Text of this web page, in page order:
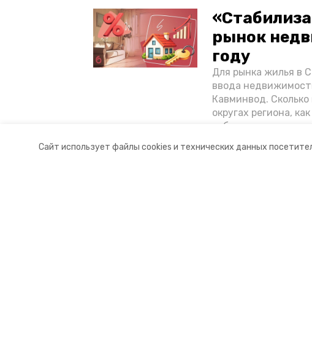
Сайт использует файлы cookies и технических данных
рынок
году
Для рынка жилья в
ввода
Кавминвод. Сколько
округах региона,
себестоимость
«Победы26».